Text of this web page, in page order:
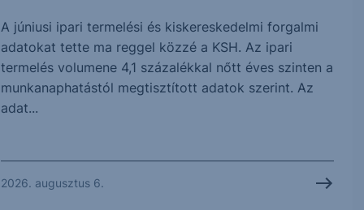
A júniusi ipari termelési és kiskereskedelmi forgalmi
adatokat tette ma reggel közzé a KSH. Az ipari
termelés volumene 4,1 százalékkal nőtt éves szinten a
munkanaphatástól megtisztított adatok szerint. Az
adat...
2026. augusztus 6.